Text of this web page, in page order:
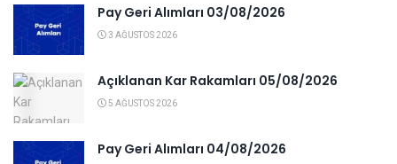
Pay Geri Alımları 03/08/2026
3 AĞUSTOS 2026
Açıklanan Kar Rakamları 05/08/2026
5 AĞUSTOS 2026
Pay Geri Alımları 04/08/2026